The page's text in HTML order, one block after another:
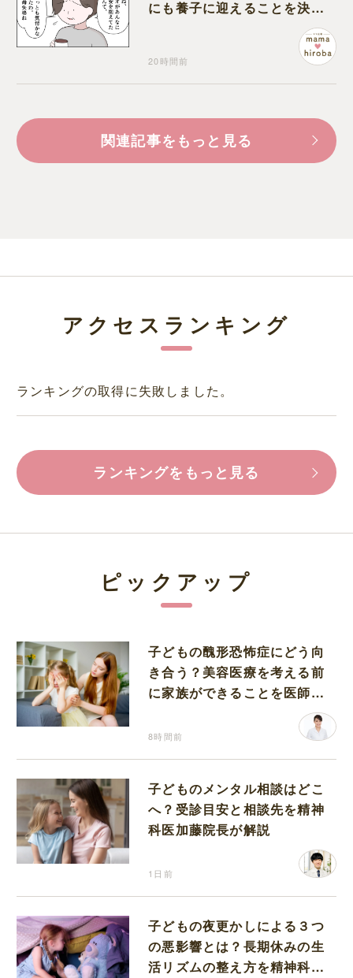
にも養子に迎えることを決心
20時間前
関連記事をもっと見る
アクセスランキング
ランキングの取得に失敗しました。
ランキングをもっと見る
ピックアップ
子どもの醜形恐怖症にどう向
き合う？美容医療を考える前
に家族ができることを医師が
8時間前
子どものメンタル相談はどこ
へ？受診目安と相談先を精神
科医加藤院長が解説
1日前
子どもの夜更かしによる３つ
の悪影響とは？長期休みの生
活リズムの整え方を精神科医